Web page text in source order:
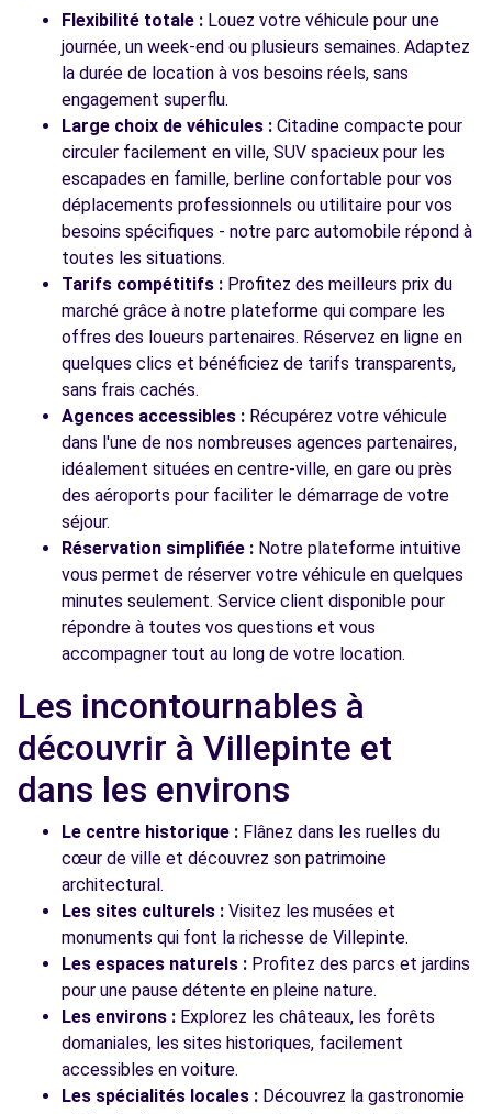
BONDY, FR-93, 93140
Voir l'agence
Voir toutes les agences
Flexibilité totale : Louez votre véhicule pour une
journée, un week-end ou plusieurs semaines. Adaptez
la durée de location à vos besoins réels, sans
engagement superflu.
Large choix de véhicules : Citadine compacte pour
circuler facilement en ville, SUV spacieux pour les
escapades en famille, berline confortable pour vos
déplacements professionnels ou utilitaire pour vos
besoins spécifiques - notre parc automobile répond à
toutes les situations.
Tarifs compétitifs : Profitez des meilleurs prix du
marché grâce à notre plateforme qui compare les
offres des loueurs partenaires. Réservez en ligne en
quelques clics et bénéficiez de tarifs transparents,
sans frais cachés.
Agences accessibles : Récupérez votre véhicule
dans l'une de nos nombreuses agences partenaires,
idéalement situées en centre-ville, en gare ou près
des aéroports pour faciliter le démarrage de votre
séjour.
Réservation simplifiée : Notre plateforme intuitive
vous permet de réserver votre véhicule en quelques
minutes seulement. Service client disponible pour
répondre à toutes vos questions et vous
accompagner tout au long de votre location.
Les incontournables à
découvrir à Villepinte et
dans les environs
Le centre historique : Flânez dans les ruelles du
cœur de ville et découvrez son patrimoine
architectural.
Les sites culturels : Visitez les musées et
monuments qui font la richesse de Villepinte.
Les espaces naturels : Profitez des parcs et jardins
pour une pause détente en pleine nature.
Les environs : Explorez les châteaux, les forêts
domaniales, les sites historiques, facilement
accessibles en voiture.
Les spécialités locales : Découvrez la gastronomie